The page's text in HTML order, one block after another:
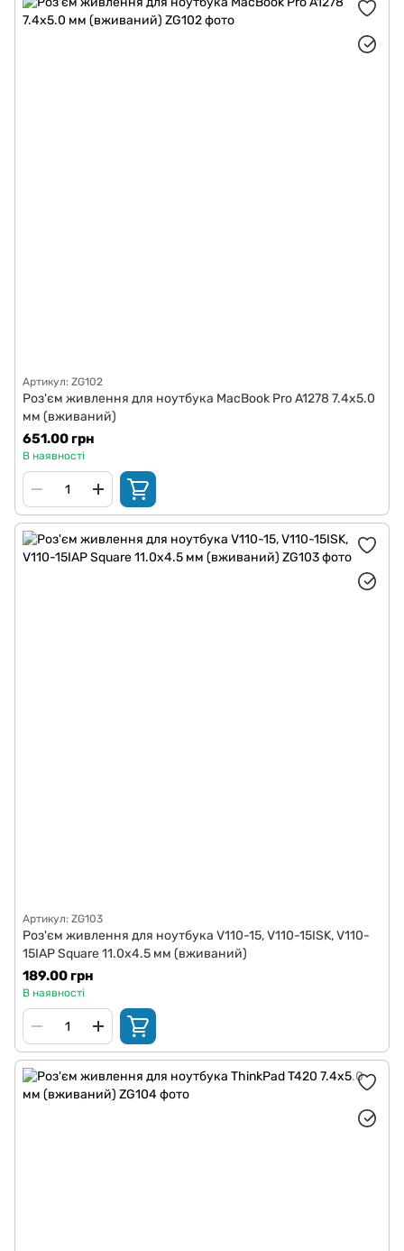
Артикул: ZG102
Роз'єм живлення для ноутбука MacBook Pro A1278 7.4x5.0
мм (вживаний)
651.00 грн
В наявності
Артикул: ZG103
Роз'єм живлення для ноутбука V110-15, V110-15ISK, V110-
15IAP Square 11.0x4.5 мм (вживаний)
189.00 грн
В наявності